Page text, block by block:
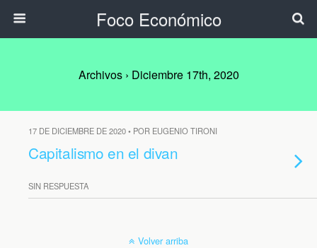
Foco Económico
Archivos › Diciembre 17th, 2020
17 DE DICIEMBRE DE 2020 • POR EUGENIO TIRONI
Capitalismo en el divan
SIN RESPUESTA
Volver arriba